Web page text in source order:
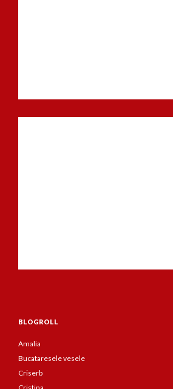
BLOGROLL
Amalia
Bucataresele vesele
Criserb